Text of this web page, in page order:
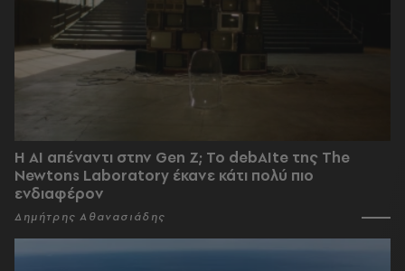
Η AI απέναντι στην Gen Z; Το debAIte της The
Newtons Laboratory έκανε κάτι πολύ πιο
ενδιαφέρον
Δημήτρης Αθανασιάδης